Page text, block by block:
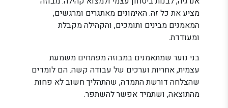
מציע את כל זה. האימונים מאתגרים ומרגשים,
המאמנים מבינים ותומכים, והקהילה מקבלת
ומעודדת.
בני נוער שמתאמנים במבוזה מפתחים משמעת
עצמית, אחריות וערכים של עבודה קשה. הם לומדים
שהצלחה דורשת התמדה, שהתהליך חשוב לא פחות
מהתוצאה, ושתמיד אפשר להשתפר.